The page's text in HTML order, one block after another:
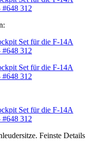
Feinste Details